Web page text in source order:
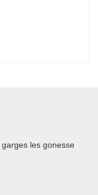
les gonesse